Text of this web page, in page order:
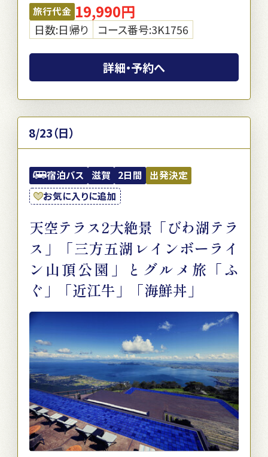
旅行代金 19,990円
日数:日帰り コース番号:3K1756
詳細・予約へ
8/23（日）
宿泊バス 滋賀 2日間
出発決定
お気に入りに追加
天空テラス2大絶景「びわ湖テラ
ス」「三方五湖レインボーライ
ン山頂公園」とグルメ旅「ふ
ぐ」「近江牛」「海鮮丼」